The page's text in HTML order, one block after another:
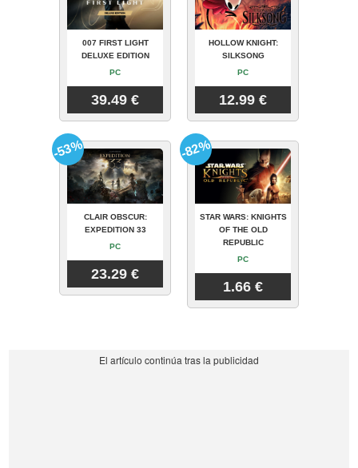
007 FIRST LIGHT
DELUXE EDITION
PC
39.49 €
HOLLOW KNIGHT:
SILKSONG
PC
12.99 €
CLAIR OBSCUR:
EXPEDITION 33
PC
23.29 €
-53%
STAR WARS: KNIGHTS
OF THE OLD
REPUBLIC
PC
1.66 €
-82%